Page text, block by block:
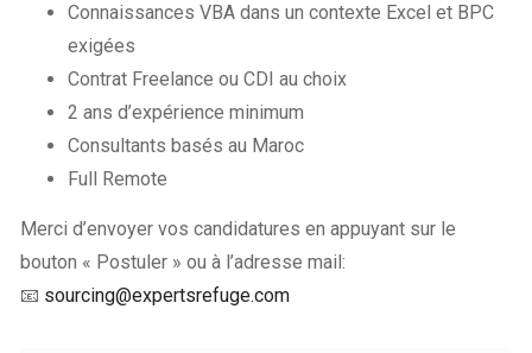
Connaissances VBA dans un contexte Excel et BPC
exigées
Contrat Freelance ou CDI au choix
2 ans d’expérience minimum
Consultants basés au Maroc
Full Remote
Merci d’envoyer vos candidatures en appuyant sur le
bouton « Postuler » ou à l’adresse mail:
📧 sourcing@expertsrefuge.com